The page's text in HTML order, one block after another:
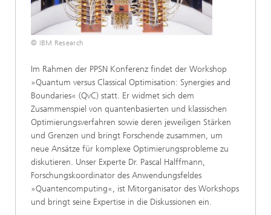
© IBM Research
Im Rahmen der PPSN Konferenz findet der Workshop
»Quantum versus Classical Optimisation: Synergies and
Boundaries« (QvC) statt. Er widmet sich dem
Zusammenspiel von quantenbasierten und klassischen
Optimierungsverfahren sowie deren jeweiligen Stärken
und Grenzen und bringt Forschende zusammen, um
neue Ansätze für komplexe Optimierungsprobleme zu
diskutieren. Unser Experte Dr. Pascal Halffmann,
Forschungskoordinator des Anwendungsfeldes
»Quantencomputing«, ist Mitorganisator des Workshops
und bringt seine Expertise in die Diskussionen ein.